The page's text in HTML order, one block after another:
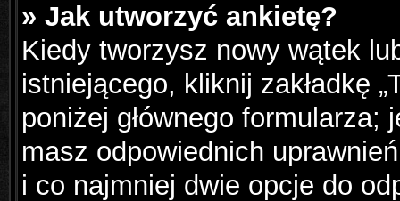
» Jak utworzyć ankietę?
Kiedy tworzysz nowy wątek
istniejącego, kliknij zakładkę
poniżej głównego
masz odpowiednich
i co najmniej dwie opcje do